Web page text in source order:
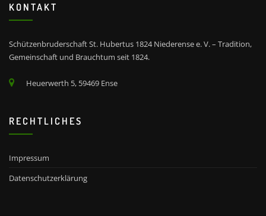
KONTAKT
Schützenbruderschaft St. Hubertus 1824 Niederense e. V. – Tradition,
Gemeinschaft und Brauchtum seit 1824.
Heuerwerth 5, 59469 Ense
RECHTLICHES
Impressum
Datenschutzerklärung